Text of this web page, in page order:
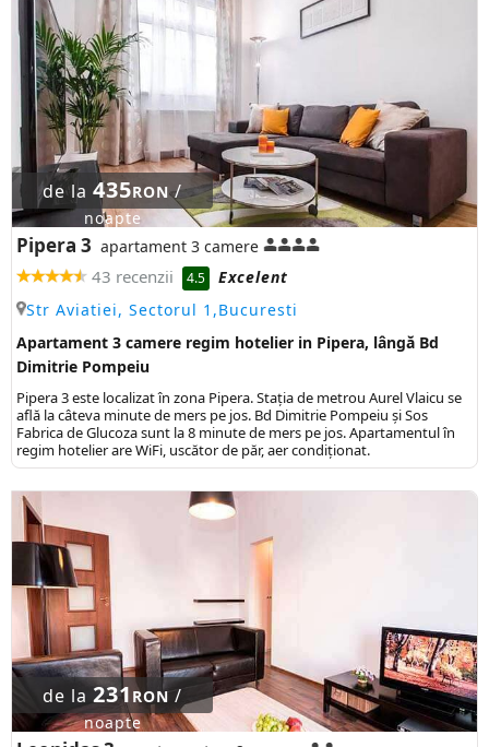
de la 435RON/
noapte
Pipera 3 apartament 3 camere
43 recenzii 4.5
Excelent
Str Aviatiei, Sectorul 1,Bucuresti
Apartament 3 camere regim hotelier in Pipera, lângă Bd
Dimitrie Pompeiu
Pipera 3 este localizat în zona Pipera. Stația de metrou Aurel Vlaicu se
află la câteva minute de mers pe jos. Bd Dimitrie Pompeiu și Sos
Fabrica de Glucoza sunt la 8 minute de mers pe jos. Apartamentul în
regim hotelier are WiFi, uscător de păr, aer condiționat.
de la 231 RON /
noapte